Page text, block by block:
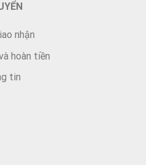
nhận
hoàn tiền
tin